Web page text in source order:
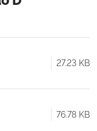
27.23 KB
76.78 KB